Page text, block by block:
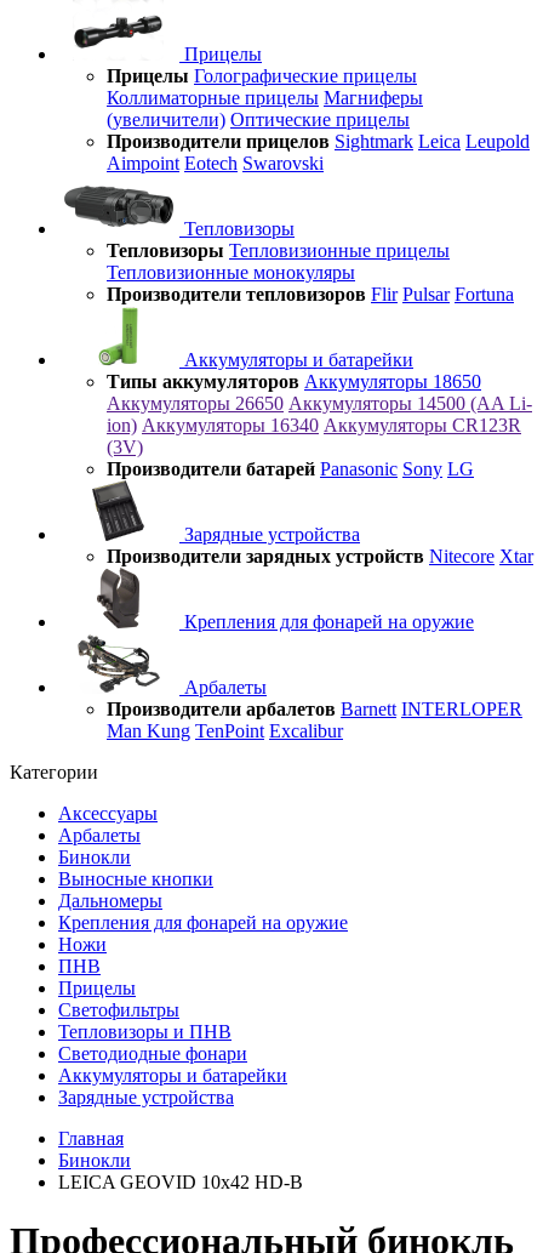
Прицелы
Прицелы Голографические прицелы
Коллиматорные прицелы Магниферы
(увеличители) Оптические прицелы
Производители прицелов Sightmark Leica Leupold
Aimpoint Eotech Swarovski
Тепловизоры
Тепловизоры Тепловизионные прицелы
Тепловизионные монокуляры
Производители тепловизоров Flir Pulsar Fortuna
Аккумуляторы и батарейки
Типы аккумуляторов Аккумуляторы 18650
Аккумуляторы 26650 Аккумуляторы 14500 (AA Li-
ion) Аккумуляторы 16340 Аккумуляторы CR123R
(3V)
Производители батарей Panasonic Sony LG
Зарядные устройства
Производители зарядных устройств Nitecore Xtar
Крепления для фонарей на оружие
Арбалеты
Производители арбалетов Barnett INTERLOPER
Man Kung TenPoint Excalibur
Категории
Аксессуары
Арбалеты
Бинокли
Выносные кнопки
Дальномеры
Крепления для фонарей на оружие
Ножи
ПНВ
Прицелы
Светофильтры
Тепловизоры и ПНВ
Светодиодные фонари
Аккумуляторы и батарейки
Зарядные устройства
Главная
Бинокли
LEICA GEOVID 10x42 HD-B
Профессиональный бинокль